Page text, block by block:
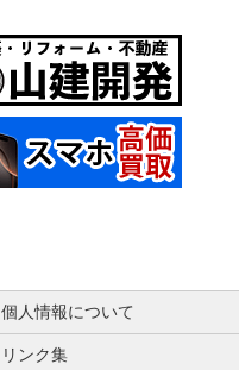
個人情報について
リンク集